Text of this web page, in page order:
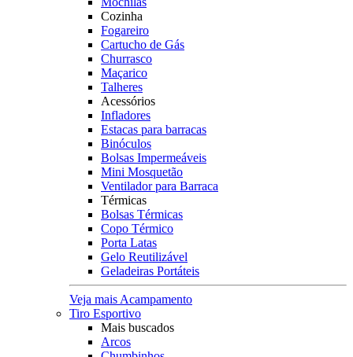
Cozinha
Fogareiro
Cartucho de Gás
Churrasco
Maçarico
Talheres
Acessórios
Infladores
Estacas para barracas
Binóculos
Bolsas Impermeáveis
Mini Mosquetão
Ventilador para Barraca
Térmicas
Bolsas Térmicas
Copo Térmico
Porta Latas
Gelo Reutilizável
Geladeiras Portáteis
Veja mais Acampamento
Tiro Esportivo
Mais buscados
Arcos